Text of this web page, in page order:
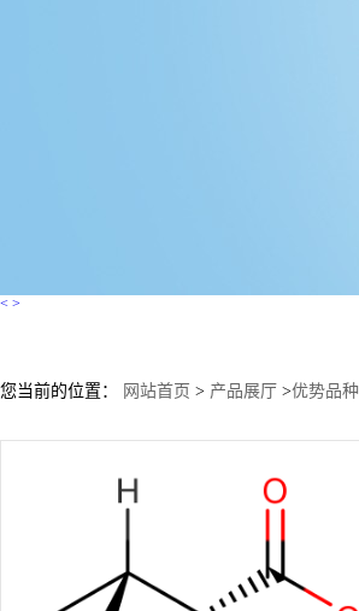
< >
您当前的位置： 网站首页 > 产品展厅 >优势品种